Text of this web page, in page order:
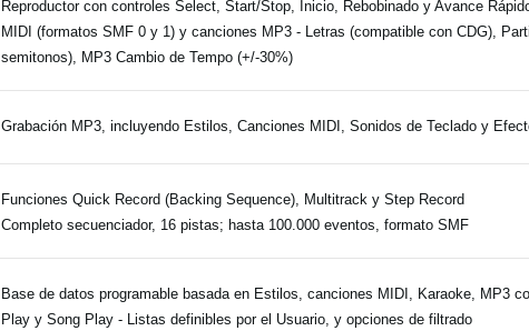
Reproductor con controles Select, Start/Stop, Inicio, Rebobinado y Avance
MIDI (formatos SMF 0 y 1) y canciones MP3 - Letras (compatible con CDG),
semitonos), MP3 Cambio de Tempo (+/-30%)
Grabación MP3, incluyendo Estilos, Canciones MIDI, Sonidos de Teclado y
Funciones Quick Record (Backing Sequence), Multitrack y Step Record
Completo secuenciador, 16 pistas; hasta 100.000 eventos, formato SMF
Base de datos programable basada en Estilos, canciones MIDI, Karaoke, MP3
Play y Song Play - Listas definibles por el Usuario, y opciones de filtrado